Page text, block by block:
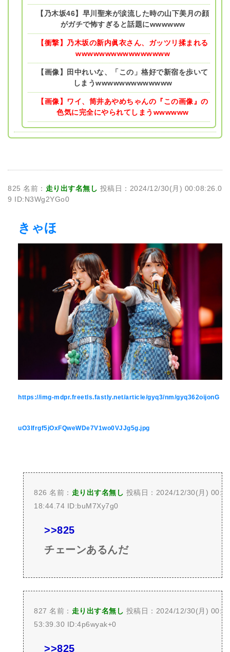
【乃木坂46】早川聖来が涙流した時の山下美月の顔
がガチで怖すぎると話題にwwwwww
【衝撃】乃木坂の新内眞衣さん、ガッツリ揉まれる
wwwwwwwwwwwwwwww
【画像】田中れいな、「この」格好で新宿を歩いて
しまうwwwwwwwwwwwww
【画像】ワイ、筒井あやめちゃんの『この画像』の
色気に完全にやられてしまうwwwwww
825 名前： 走り出す名無し 投稿日：2024/12/30(月) 00:08:26.0
9 ID:N3Wg2YGo0
きゃほ
https://img-mdpr.freetls.fastly.net/article/gyq3/nm/gyq362oijonG
uO3Ifrgf5jOxFQweWDe7V1wo0VJJg5g.jpg
826 名前： 走り出す名無し 投稿日：2024/12/30(月) 00:
18:44.74 ID:buM7Xy7g0
>>825
チェーンあるんだ
827 名前： 走り出す名無し 投稿日：2024/12/30(月) 00:
53:39.30 ID:4p6wyak+0
>>825